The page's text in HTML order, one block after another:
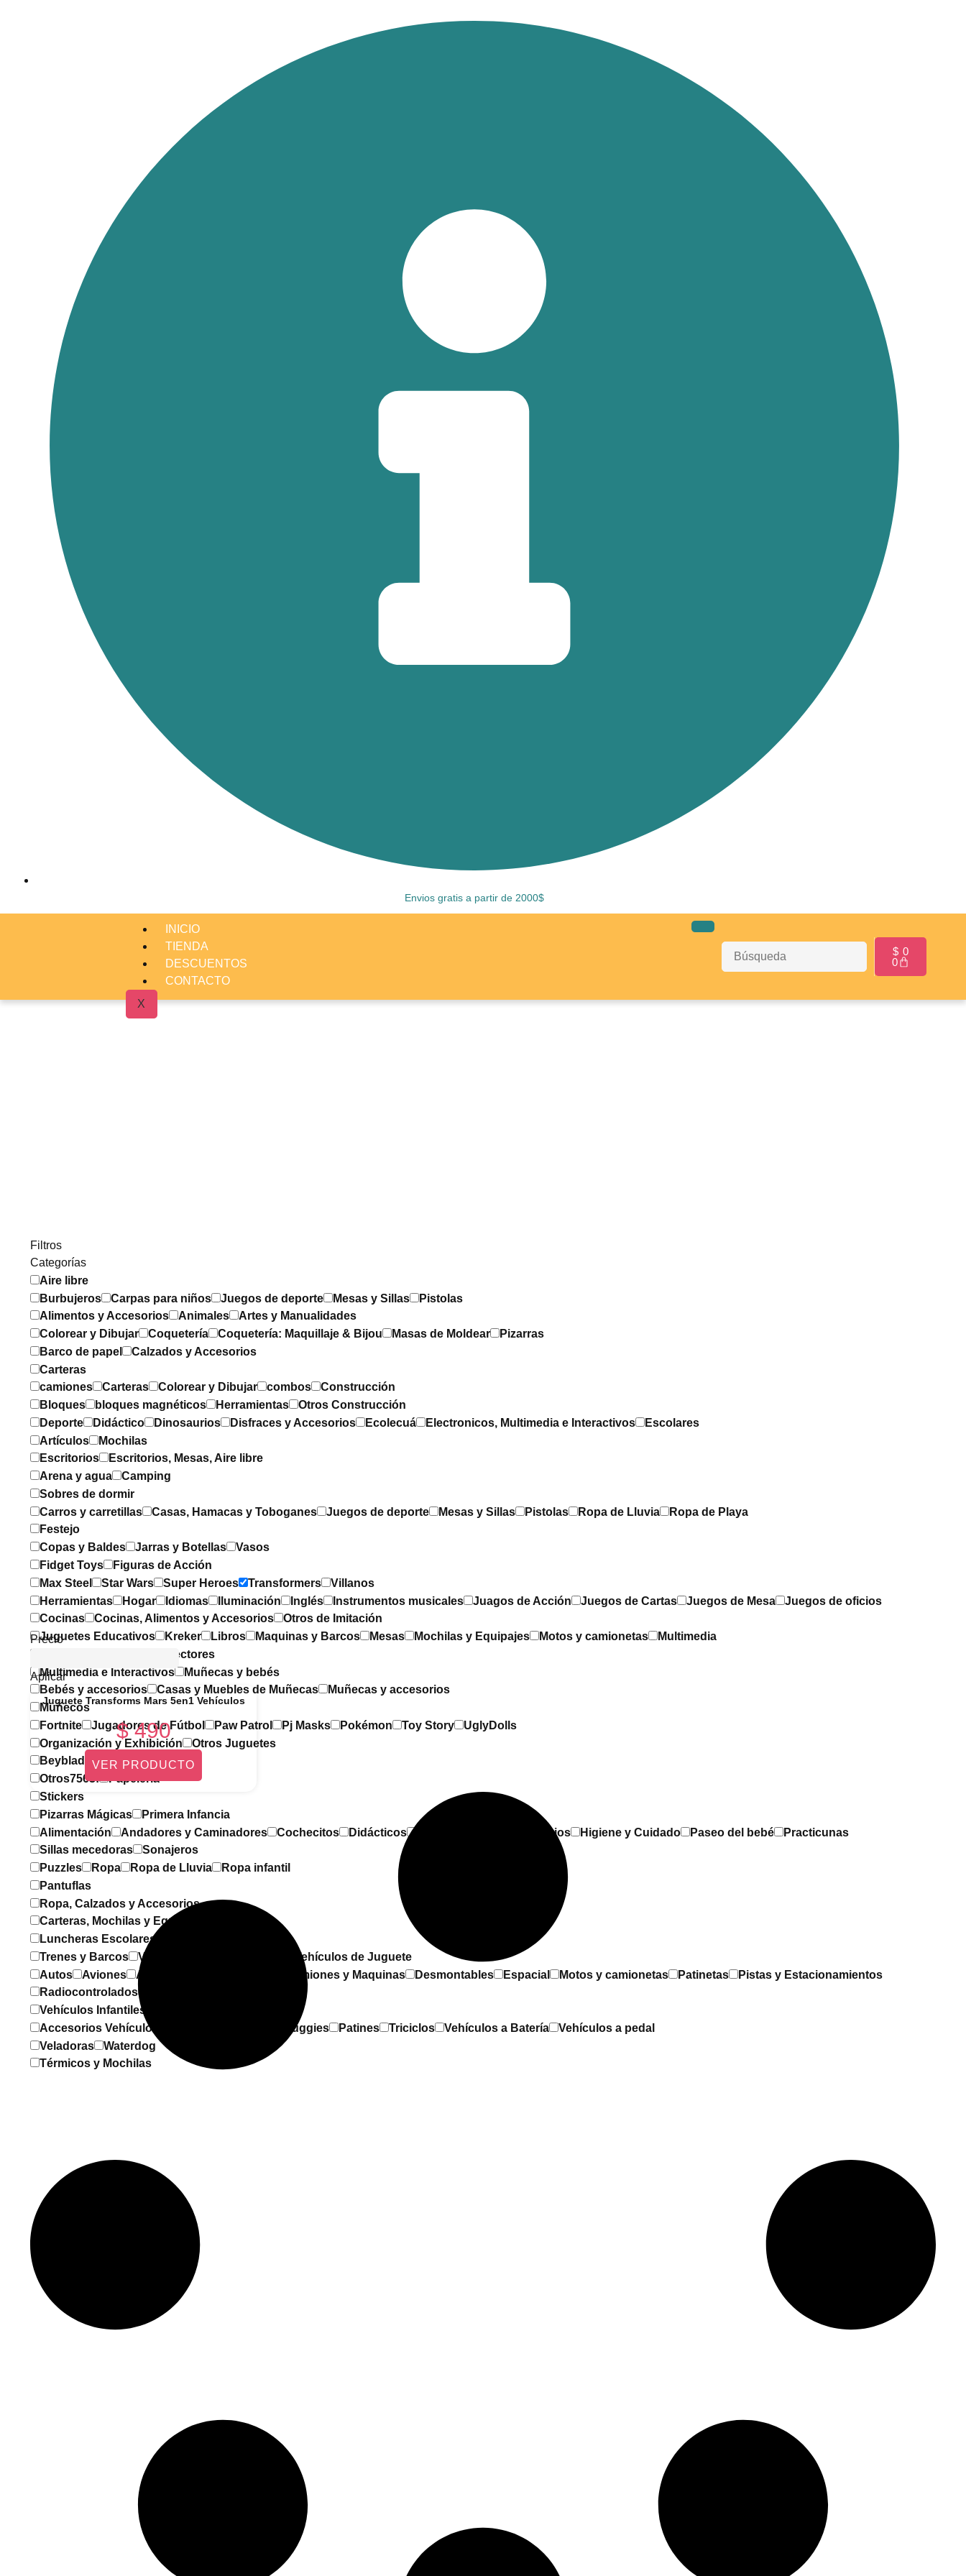
Envios gratis a partir de 2000$
INICIO
TIENDA
DESCUENTOS
CONTACTO
X
$ 0
0
Filtros
Categorías
Aire libre
Burbujeros
Carpas para niños Juegos de deporte Mesas y Sillas
Pistolas
Alimentos y Accesorios
Animales
Artes y Manualidades
Colorear y Dibujar
Coquetería Coquetería: Maquillaje & Bijou Masas de Moldear
Pizarras
Barco de papel
Calzados y Accesorios
Carteras
camiones
Carteras Colorear y Dibujar combos
Construcción
Bloques
bloques magnéticos Herramientas
Otros Construcción
Deporte
Didáctico Dinosaurios Disfraces y Accesorios Ecolecuá Electronicos, Multimedia e Interactivos
Escolares
Artículos
Mochilas
Escritorios
Escritorios, Mesas, Aire libre
Arena y agua
Camping
Sobres de dormir
Carros y carretillas
Casas, Hamacas y Toboganes Juegos de deporte Mesas y Sillas Pistolas Ropa de Lluvia
Ropa de Playa
Festejo
Copas y Baldes
Jarras y Botellas
Vasos
Fidget Toys
Figuras de Acción
Max Steel
Star Wars Super Heroes Transformers
Villanos
Herramientas
Hogar Idiomas Iluminación Inglés Instrumentos musicales Juagos de Acción Juegos de Cartas Juegos de Mesa
Juegos de oficios
Cocinas
Cocinas, Alimentos y Accesorios
Otros de Imitación
Juguetes Educativos
Kreker Libros Maquinas y Barcos Mesas Mochilas y Equipajes Motos y camionetas
Multimedia
Proyectores
Multimedia e Interactivos
Muñecas y bebés
Bebés y accesorios
Casas y Muebles de Muñecas
Muñecas y accesorios
Muñecos
Fortnite
Jugadores de Fútbol Paw Patrol Pj Masks Pokémon Toy Story
UglyDolls
Organización y Exhibición
Otros Juguetes
Beyblade
Entretenimiento
Otros7563f
Papelería
Stickers
Pizarras Mágicas
Primera Infancia
Alimentación
Andadores y Caminadores Cochecitos Didácticos Gimnasios Higiene y Cuidado Paseo del bebé
Practicunas
Sillas mecedoras
Sonajeros
Puzzles
Ropa Ropa de Lluvia
Ropa infantil
Pantuflas
Ropa, Calzados y Accesorios
Carteras, Mochilas y Equipajes
Luncheras Escolares
Trenes y Barcos
Vehículos a control remoto
Vehículos de Juguete
Autos
Aviones Aviones, Trenes y Barcos Camiones y Maquinas Desmontables Espacial Motos y camionetas Patinetas
Pistas y Estacionamientos
Radiocontrolados
Vehículos Infantiles
Accesorios Vehículos Infantiles
Buggies Patines Triciclos Vehículos a Batería
Vehículos a pedal
Veladoras
Waterdog
Térmicos y Mochilas
Precio
Aplicar
Juguete Transforms Mars 5en1 Vehículos
$490
VER PRODUCTO